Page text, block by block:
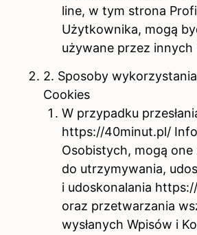
line, w tym strona
Użytkownika, mogą
używane przez
2. Sposoby
Cookies
W przypadku
https://40minut.pl/
Osobistych, mogą
do utrzymywania,
i udoskonalania
oraz przetwarzania
wysłanych Wpisów i